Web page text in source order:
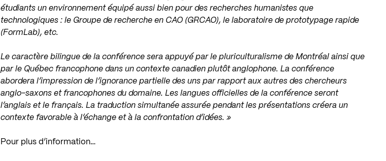
étudiants un environnement équipé aussi bien pour des recherches humanistes que
technologiques : le Groupe de recherche en CAO (GRCAO), le laboratoire de prototypage rapide
(FormLab), etc.
Le caractère bilingue de la conférence sera appuyé par le pluriculturalisme de Montréal ainsi que
par le Québec francophone dans un contexte canadien plutôt anglophone. La conférence
abordera l’impression de l’ignorance partielle des uns par rapport aux autres des chercheurs
anglo-saxons et francophones du domaine. Les langues officielles de la conférence seront
l’anglais et le français. La traduction simultanée assurée pendant les présentations créera un
contexte favorable à l’échange et à la confrontation d’idées. »
Pour plus d’information…